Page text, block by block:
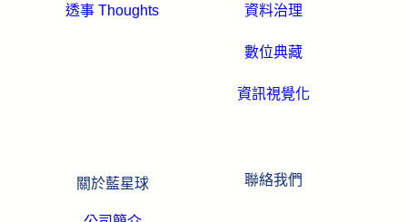
透事 Thoughts 資料治理
數位典藏
資訊視覺化
關於藍星球 聯絡我們